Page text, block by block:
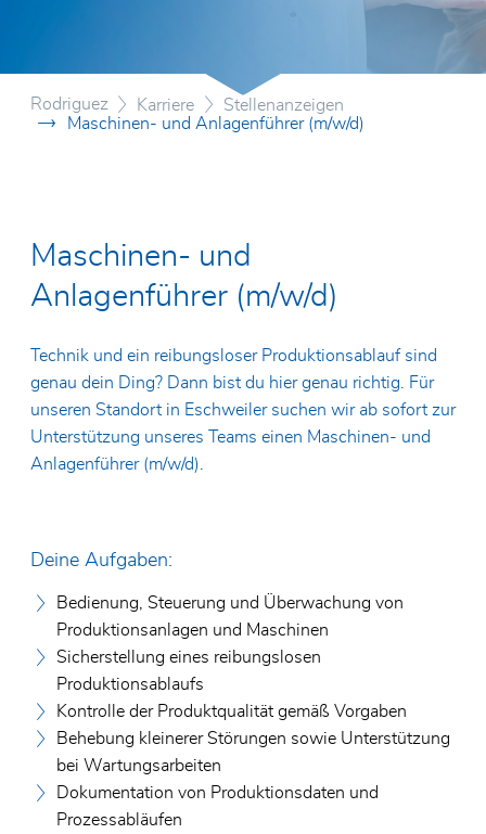
Allgemeine Geschäftsbedingungen
Rodriguez Karriere
Stellenanzeigen
Maschinen- und Anlagenführer (m/w/d)
Maschinen- und
Anlagenführer (m/w/d)
Technik und ein reibungsloser Produktionsablauf sind
genau dein Ding? Dann bist du hier genau richtig. Für
unseren Standort in Eschweiler suchen wir ab sofort zur
Unterstützung unseres Teams einen Maschinen- und
Anlagenführer (m/w/d).
Deine Aufgaben:
Bedienung, Steuerung und Überwachung von
Produktionsanlagen und Maschinen
Sicherstellung eines reibungslosen
Produktionsablaufs
Kontrolle der Produktqualität gemäß Vorgaben
Behebung kleinerer Störungen sowie Unterstützung
bei Wartungsarbeiten
Dokumentation von Produktionsdaten und
Prozessabläufen